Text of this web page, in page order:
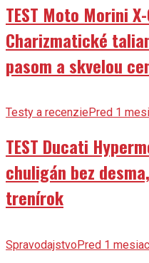
TEST Moto Morini
Charizmatické
pasom a skvelou
Testy a recenziePred 1
TEST Ducati
chuligán bez
trenírok
SpravodajstvoPred 1 mesiac